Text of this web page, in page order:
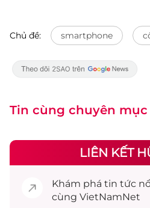
Chủ đề: smartphone
Tin cùng chuyên mục
LIÊN KẾT
Khám phá tin tức
cùng VietNamNet